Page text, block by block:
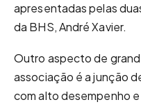
apresentadas pelas
da BHS, André Xavier.
Outro aspecto de
associação é a junção
com alto desempenho